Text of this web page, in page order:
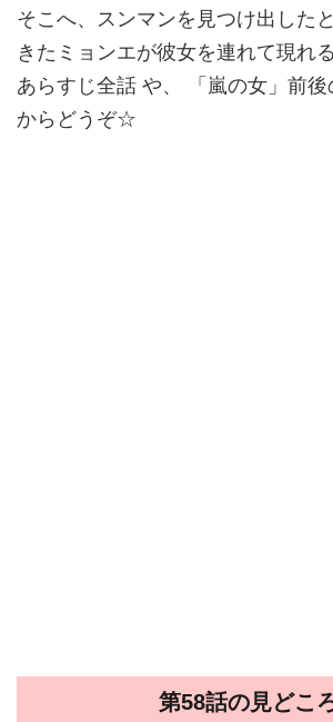
そこへ、スンマンを見つけ出した
きたミョンエが彼女を連れて現れ
あらすじ全話 や、 「嵐の女」前
からどうぞ☆
第58話の見どこ